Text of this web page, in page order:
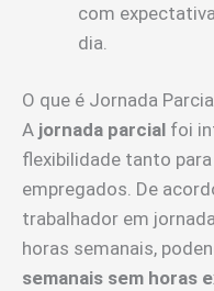
com
dia.
O que é Jornada
A jornada parcial foi
flexibilidade tanto
empregados. De
trabalhador em
horas semanais,
semanais sem horas